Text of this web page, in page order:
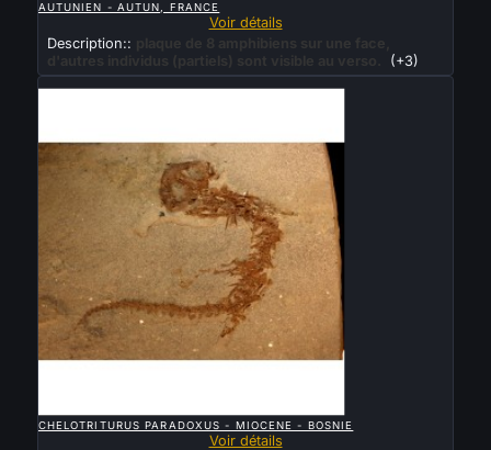
AUTUNIEN - AUTUN, FRANCE
Voir détails
Description::
plaque de 8 amphibiens sur une face,
d'autres individus (partiels) sont visible au verso.
(+3)
Vendu
CHELOTRITURUS PARADOXUS - MIOCENE - BOSNIE
Voir détails